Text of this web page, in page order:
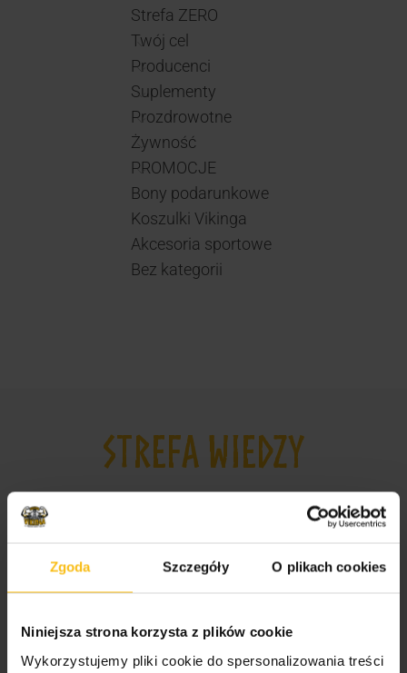
Zgoda Szczegóły O plikach cookies
Niniejsza strona korzysta z plików cookie
Wykorzystujemy pliki cookie do spersonalizowania treści
Strefa ZERO
Twój cel
Producenci
Suplementy
Prozdrowotne
Żywność
PROMOCJE
Bony podarunkowe
Koszulki Vikinga
Akcesoria sportowe
Bez kategorii
STREFA WIEDZY
Odżywki, witaminy i minerały dla sportowców i
Suplementy dla mężczyzn i kobiet
Jak wybrać odpowiednie odżywki dla
Najlepsze suplementy dla sportowców